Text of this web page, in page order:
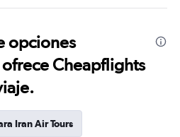
opciones
Cheapflights
Iran Air Tours